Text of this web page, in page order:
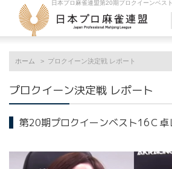
日本プロ麻雀連盟第20期プロクイーンベス
ホーム プロクイーン決定戦 レポート
プロクイーン決定戦 レポート
第20期プロクイーンベスト16Ｃ卓